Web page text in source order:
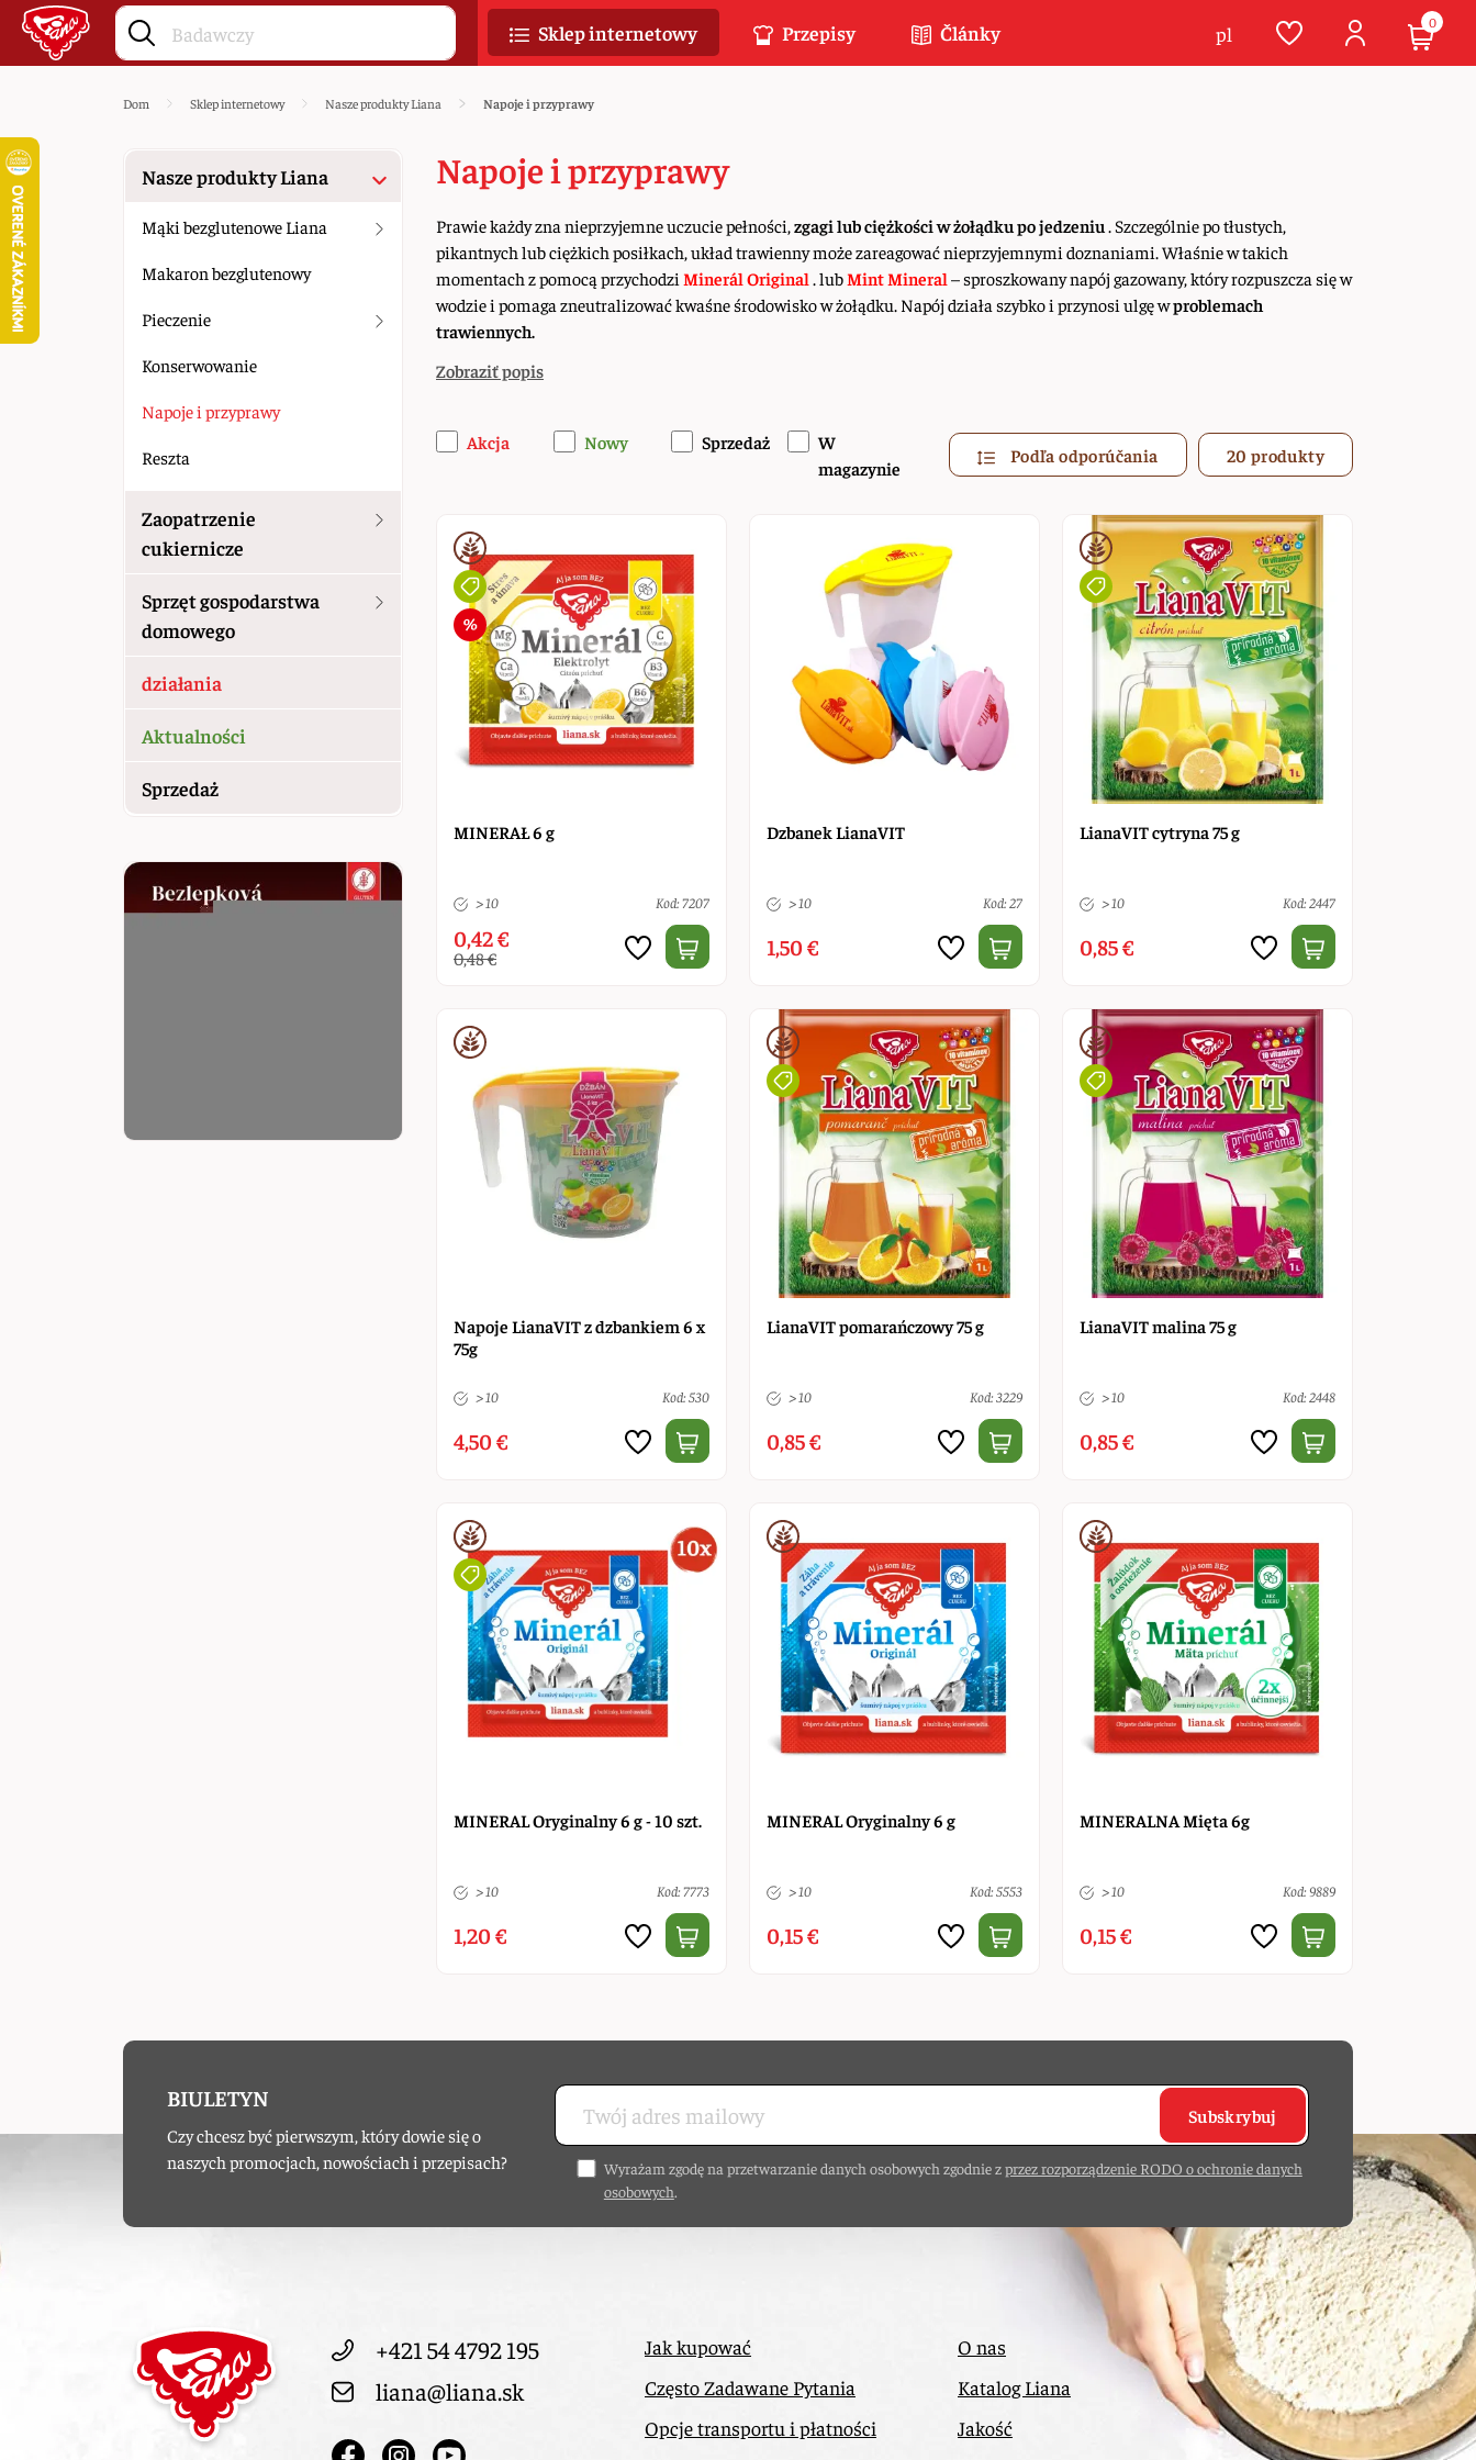
Dom Sklep internetowy Nasze produkty Liana Napoje i przyprawy
Napoje i przyprawy
Prawie każdy zna nieprzyjemne uczucie pełności,zgagi lub ciężkości w żołądku po jedzeniu. Szczególnie po tłustych,
pikantnych lub ciężkich posiłkach, układ trawienny może zareagować nieprzyjemnymi doznaniami. Właśnie w takich
momentach z pomocą przychodzi Minerál Original .lub Mint Mineral – sproszkowany napój gazowany, który rozpuszcza się w
wodzie i pomaga zneutralizować kwaśne środowisko w żołądku. Napój działa szybko i przynosi ulgę wproblemach
trawiennych.
Zobraziť popis
Akcja Nowy Sprzedaż
W
magazynie
Podľa odporúčania 20 produkty
MINERAŁ 6 g
> 10 Kod: 7207
0,42 €
0,48 €
Dzbanek LianaVIT
> 10 Kod: 27
1,50 €
LianaVIT cytryna 75 g
> 10 Kod: 2447
0,85 €
Napoje LianaVIT z dzbankiem 6 x
75g
> 10 Kod: 530
4,50 €
LianaVIT pomarańczowy 75 g
> 10 Kod: 3229
0,85 €
LianaVIT malina 75 g
> 10 Kod: 2448
0,85 €
MINERAL Oryginalny 6 g - 10 szt.
> 10 Kod: 7773
1,20 €
MINERAL Oryginalny 6 g
> 10 Kod: 5553
0,15 €
MINERALNA Mięta 6g
> 10 Kod: 9889
0,15 €
Nasze produkty Liana
Mąki bezglutenowe Liana
Makaron bezglutenowy
Pieczenie
Konserwowanie
Napoje i przyprawy
Reszta
Zaopatrzenie
cukiernicze
Sprzęt gospodarstwa
domowego
działania
Aktualności
Sprzedaż
BIULETYN
Czy chcesz być pierwszym, który dowie się o
naszych promocjach, nowościach i przepisach?
Subskrybuj
Wyrażam zgodę na przetwarzanie danych osobowych zgodnie zprzez rozporządzenie RODO o ochronie danych
osobowych.
+421 54 4792 195
liana@liana.sk
Jak kupować
Często Zadawane Pytania
Opcje transportu i płatności
O nas
Katalog Liana
Jakość
Sklep internetowy Przepisy Články pl 0